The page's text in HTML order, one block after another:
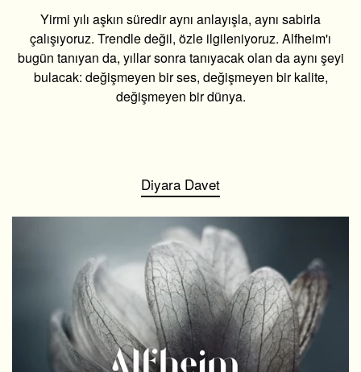
Yirmi yılı aşkın süredir aynı anlayışla, aynı sabirla
çalışıyoruz. Trendle değil, özle ilgileniyoruz. Alfheim'ı
bugün tanıyan da, yıllar sonra tanıyacak olan da aynı şeyi
bulacak: değişmeyen bir ses, değişmeyen bir kalite,
değişmeyen bir dünya.
Diyara Davet